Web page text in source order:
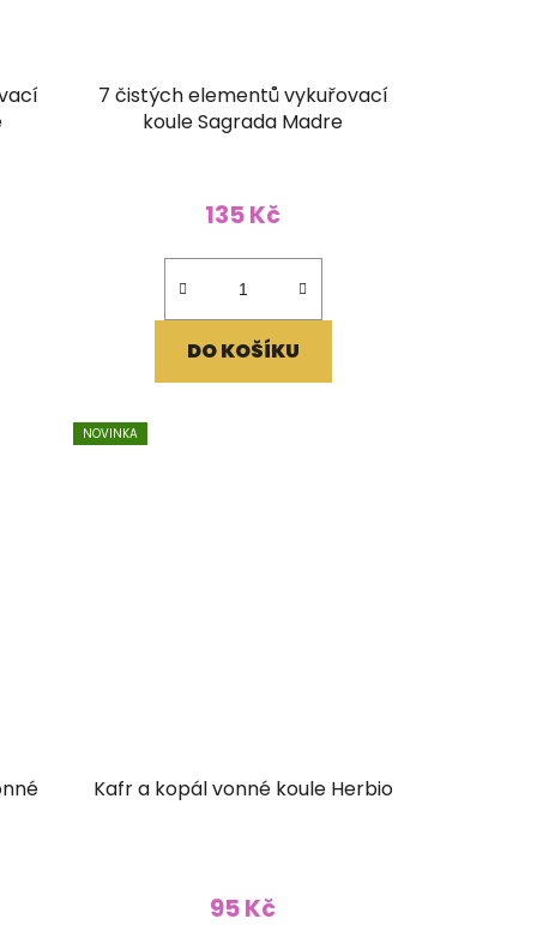
7 čistých elementů vykuřovací
koule Sagrada Madre
135 Kč
DO KOŠÍKU
NOVINKA
Kafr a kopál vonné koule Herbio
95 Kč